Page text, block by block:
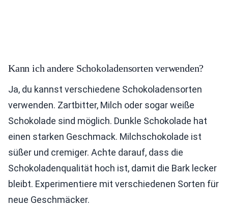
Kann ich andere Schokoladensorten verwenden?
Ja, du kannst verschiedene Schokoladensorten
verwenden. Zartbitter, Milch oder sogar weiße
Schokolade sind möglich. Dunkle Schokolade hat
einen starken Geschmack. Milchschokolade ist
süßer und cremiger. Achte darauf, dass die
Schokoladenqualität hoch ist, damit die Bark lecker
bleibt. Experimentiere mit verschiedenen Sorten für
neue Geschmäcker.